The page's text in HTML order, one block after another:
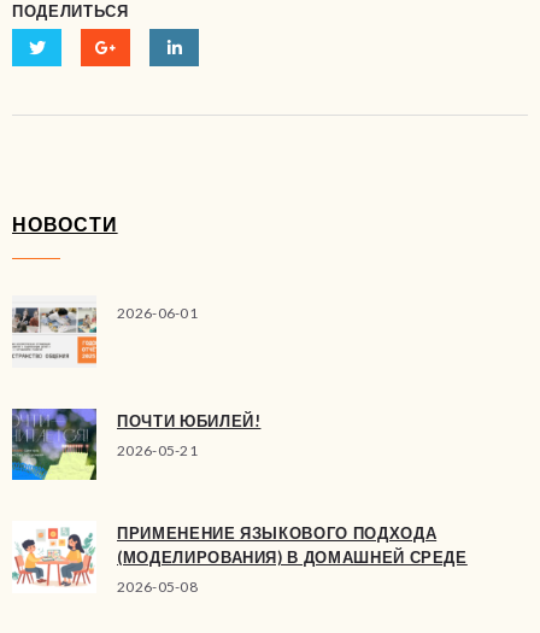
ПОДЕЛИТЬСЯ
НОВОСТИ
2026-06-01
ПОЧТИ ЮБИЛЕЙ!
2026-05-21
ПРИМЕНЕНИЕ ЯЗЫКОВОГО ПОДХОДА
(МОДЕЛИРОВАНИЯ) В ДОМАШНЕЙ СРЕДЕ
2026-05-08